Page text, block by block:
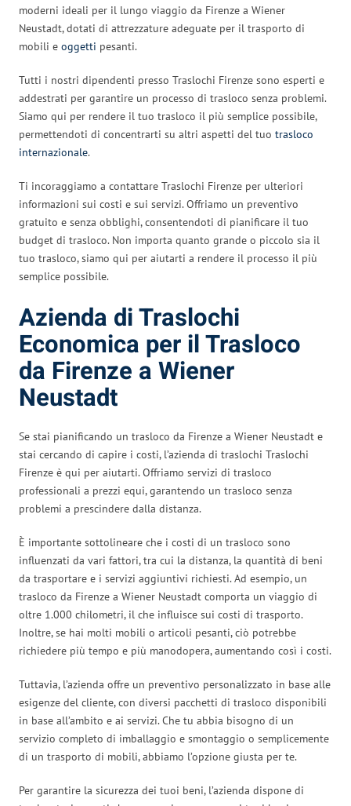
moderni ideali per il lungo viaggio da Firenze a Wiener
Neustadt, dotati di attrezzature adeguate per il trasporto di
mobili e oggetti pesanti.
Tutti i nostri dipendenti presso Traslochi Firenze sono esperti e
addestrati per garantire un processo di trasloco senza problemi.
Siamo qui per rendere il tuo trasloco il più semplice possibile,
permettendoti di concentrarti su altri aspetti del tuo trasloco
internazionale.
Ti incoraggiamo a contattare Traslochi Firenze per ulteriori
informazioni sui costi e sui servizi. Offriamo un preventivo
gratuito e senza obblighi, consentendoti di pianificare il tuo
budget di trasloco. Non importa quanto grande o piccolo sia il
tuo trasloco, siamo qui per aiutarti a rendere il processo il più
semplice possibile.
Azienda di Traslochi
Economica per il Trasloco
da Firenze a Wiener
Neustadt
Se stai pianificando un trasloco da Firenze a Wiener Neustadt e
stai cercando di capire i costi, l’azienda di traslochi Traslochi
Firenze è qui per aiutarti. Offriamo servizi di trasloco
professionali a prezzi equi, garantendo un trasloco senza
problemi a prescindere dalla distanza.
È importante sottolineare che i costi di un trasloco sono
influenzati da vari fattori, tra cui la distanza, la quantità di beni
da trasportare e i servizi aggiuntivi richiesti. Ad esempio, un
trasloco da Firenze a Wiener Neustadt comporta un viaggio di
oltre 1.000 chilometri, il che influisce sui costi di trasporto.
Inoltre, se hai molti mobili o articoli pesanti, ciò potrebbe
richiedere più tempo e più manodopera, aumentando così i costi.
Tuttavia, l’azienda offre un preventivo personalizzato in base alle
esigenze del cliente, con diversi pacchetti di trasloco disponibili
in base all’ambito e ai servizi. Che tu abbia bisogno di un
servizio completo di imballaggio e smontaggio o semplicemente
di un trasporto di mobili, abbiamo l’opzione giusta per te.
Per garantire la sicurezza dei tuoi beni, l’azienda dispone di